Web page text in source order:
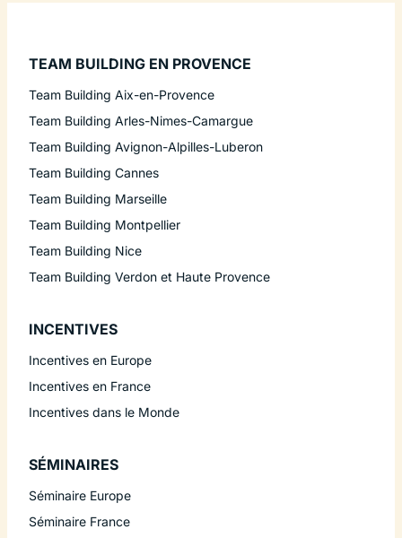
TEAM BUILDING EN PROVENCE
Team Building Aix-en-Provence
Team Building Arles-Nimes-Camargue
Team Building Avignon-Alpilles-Luberon
Team Building Cannes
Team Building Marseille
Team Building Montpellier
Team Building Nice
Team Building Verdon et Haute Provence
INCENTIVES
Incentives en Europe
Incentives en France
Incentives dans le Monde
SÉMINAIRES
Séminaire Europe
Séminaire France